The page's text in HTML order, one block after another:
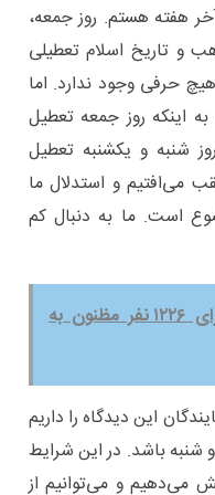
هفته هستم. روز جمعه،
و تاریخ اسلام تعطیلی
حرفی وجود ندارد. اما
اینکه روز جمعه تعطیل
شنبه و یکشنبه تعطیل
دنیا عقب می‌افتیم و استدلال ما
است. ما به دنبال کم
اعمال محدودیت‌های بانکی برای ۱۲۲۶ نفر مظنون به
این دیدگاه را داریم
شنبه باشد. در این شرایط
را به ۲ روز کاهش می‌دهیم و می‌توانیم از